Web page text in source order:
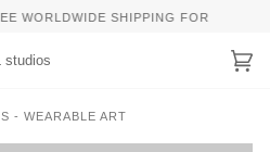
WORLDWIDE SHIPPING FOR ORDERS
- WEARABLE ART